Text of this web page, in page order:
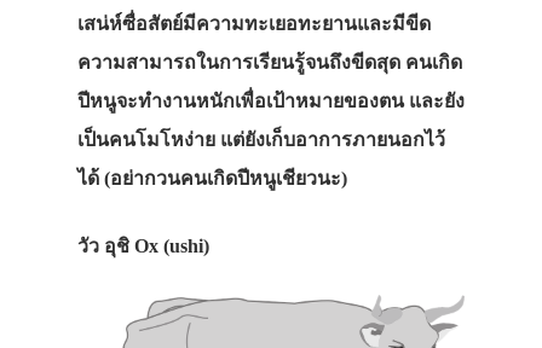
เสน่ห์ซื่อสัตย์มีความทะเยอทะยานและมีขีด
ความสามารถในการเรียนรู้จนถึงขีดสุด คนเกิด
ปีหนูจะทำงานหนักเพื่อเป้าหมายของตน และยัง
เป็นคนโมโหง่าย แต่ยังเก็บอาการภายนอกไว้
ได้ (อย่ากวนคนเกิดปีหนูเชียวนะ)
วัว อุชิ Ox (ushi)